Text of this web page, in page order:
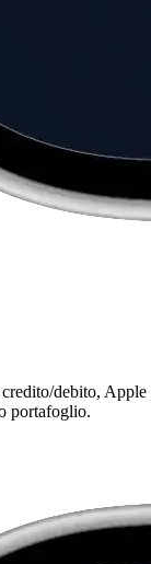
debito, Apple
portafoglio.